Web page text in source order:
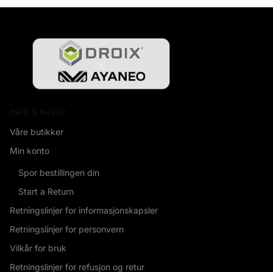
Våre butikker
Min konto
Spor bestillingen din
Start a Return
Retningslinjer for informasjonskapsler
Retningslinjer for personvern
Vilkår for bruk
Retningslinjer for refusjon og retur